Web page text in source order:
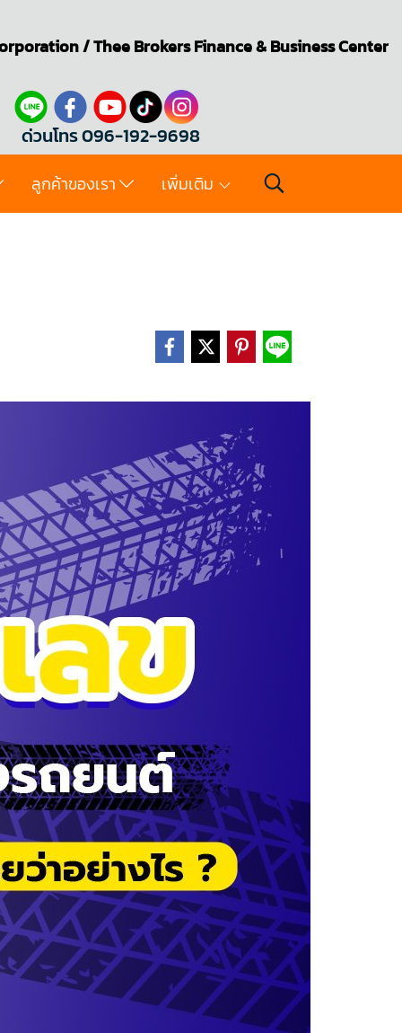
/Thee BrokersFinance & Business Center
ด่วนโทร 096-192-9698
ลูกค้าของเรา เพิ่มเติม